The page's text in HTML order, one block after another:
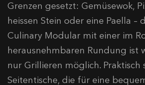
Grenzen gesetzt: Gemüsewok,
heissen Stein oder eine Paella –
Culinary Modular mit einer im
herausnehmbaren Rundung ist
nur Grillieren möglich. Praktisch
Seitentische, die für eine